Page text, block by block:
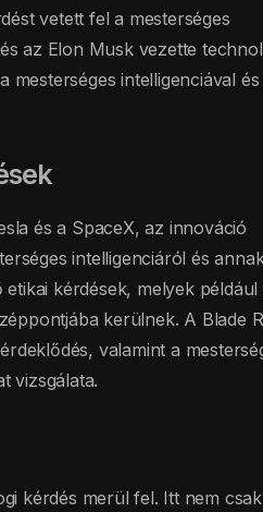
vetett fel a mesterséges
az Elon Musk vezette
intelligenciával és
és a SpaceX, az innováció
intelligenciáról és
kérdések, melyek például
kerülnek. A Blade
valamint a
vizsgálata.
kérdés merül fel. Itt nem